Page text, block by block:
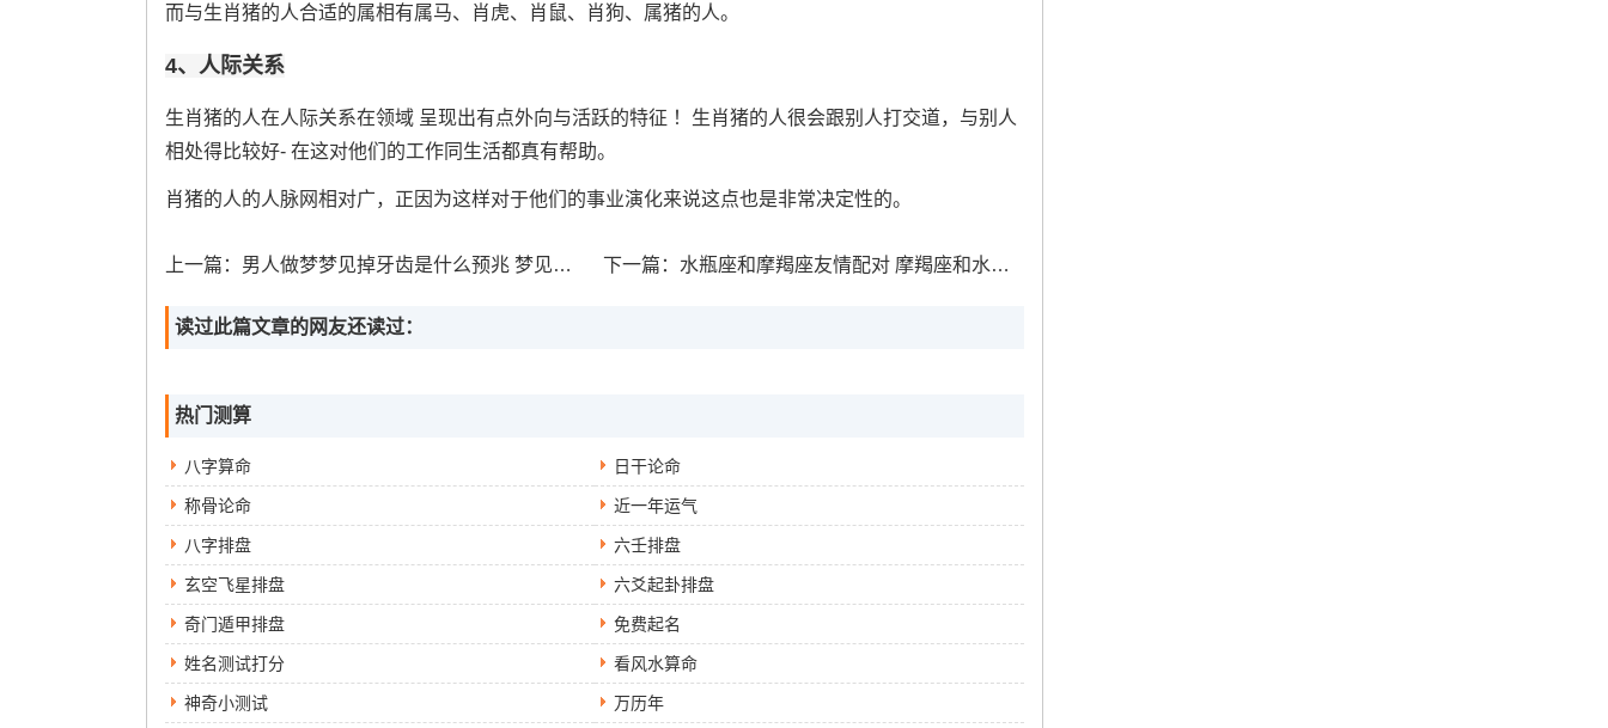
而与生肖猪的人合适的属相有属马、肖虎、肖鼠、肖狗、属猪的人。
4、人际关系
生肖猪的人在人际关系在领域 呈现出有点外向与活跃的特征 ！生肖猪的人很会跟别人打交道，与别人
相处得比较好- 在这对他们的工作同生活都真有帮助。
肖猪的人的人脉网相对广，正因为这样对于他们的事业演化来说这点也是非常决定性的。
上一篇： 男人做梦梦见掉牙齿是什么预兆 梦见牙没掉而摇晃 下一篇： 水瓶座和摩羯座友情配对 摩羯座和水瓶座的友情
读过此篇文章的网友还读过：
热门测算
八字算命 日干论命
称骨论命 近一年运气
八字排盘 六壬排盘
玄空飞星排盘 六爻起卦排盘
奇门遁甲排盘 免费起名
姓名测试打分 看风水算命
神奇小测试 万历年